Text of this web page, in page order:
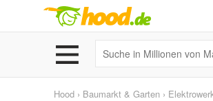
Hood › Baumarkt & Garten ›